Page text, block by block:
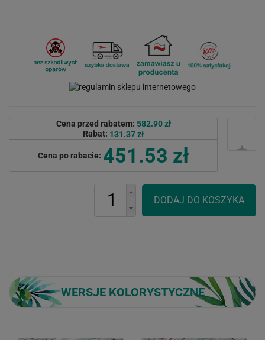
Cena przed rabatem: 582.90 zł
Rabat: 131.37 zł
Cena po rabacie: 451.53 zł
WERSJE KOLORYSTYCZNE